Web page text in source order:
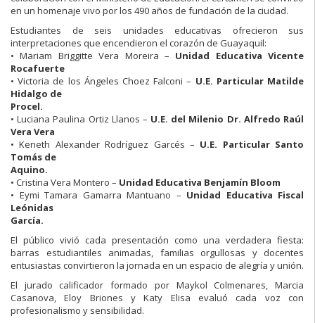
en un homenaje vivo por los 490 años de fundación de la ciudad.
Estudiantes de seis unidades educativas ofrecieron sus
interpretaciones que encendieron el corazón de Guayaquil:
• Mariam Briggitte Vera Moreira – Unidad Educativa Vicente
Rocafuerte
• Victoria de los Ángeles Choez Falconi – U.E. Particular Matilde
Hidalgo de
Procel.
• Luciana Paulina Ortiz Llanos – U.E. del Milenio Dr. Alfredo Raúl
Vera Vera
• Keneth Alexander Rodríguez Garcés – U.E. Particular Santo
Tomás de
Aquino.
• Cristina Vera Montero – Unidad Educativa Benjamín Bloom
• Eymi Tamara Gamarra Mantuano – Unidad Educativa Fiscal
Leónidas
García.
El público vivió cada presentación como una verdadera fiesta:
barras estudiantiles animadas, familias orgullosas y docentes
entusiastas convirtieron la jornada en un espacio de alegría y unión.
El jurado calificador formado por Maykol Colmenares, Marcia
Casanova, Eloy Briones y Katy Elisa evaluó cada voz con
profesionalismo y sensibilidad.